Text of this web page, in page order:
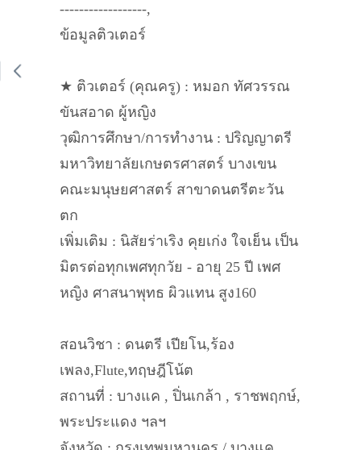
------------------,
ข้อมูลติวเตอร์
★ ติวเตอร์ (คุณครู) : หมอก ทัศวรรณ
ขันสอาด ผู้หญิง
วุฒิการศึกษา/การทำงาน : ปริญญาตรี
มหาวิทยาลัยเกษตรศาสตร์ บางเขน
คณะมนุษยศาสตร์ สาขาดนตรีตะวัน
ตก
เพิ่มเติม : นิสัยร่าเริง คุยเก่ง ใจเย็น เป็น
มิตรต่อทุกเพศทุกวัย - อายุ 25 ปี เพศ
หญิง ศาสนาพุทธ ผิวแทน สูง160
สอนวิชา : ดนตรี เปียโน,ร้อง
เพลง,Flute,ทฤษฎีโน้ต
สถานที่ : บางแค , ปิ่นเกล้า , ราชพฤกษ์,
พระประแดง ฯลฯ